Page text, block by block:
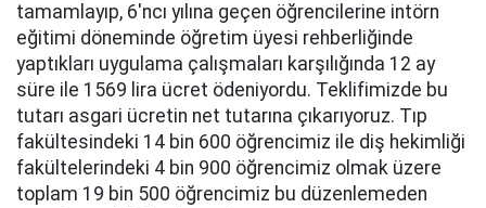
tamamlayıp, 6'ncı yılına geçen öğrencilerine intörn
eğitimi döneminde öğretim üyesi rehberliğinde
yaptıkları uygulama çalışmaları karşılığında 12 ay
süre ile 1569 lira ücret ödeniyordu. Teklifimizde bu
tutarı asgari ücretin net tutarına çıkarıyoruz. Tıp
fakültesindeki 14 bin 600 öğrencimiz ile diş hekimliği
fakültelerindeki 4 bin 900 öğrencimiz olmak üzere
toplam 19 bin 500 öğrencimiz bu düzenlemeden